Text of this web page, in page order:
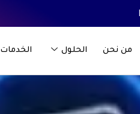
من نحن الحلول الخدمات